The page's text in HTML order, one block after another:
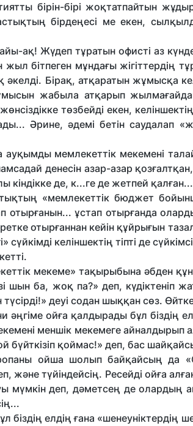
бірін-бірі жоқтатпайтын
бірдеңесі ме екен,
ақ! Жүдеп тұратын офисті аз
бітпеген мұндағы жігіттердің
Бірақ, атқаратын жұмысқа
жабыла атқарып
төзбейді екен,
Әрине, әдемі бетін саудалап
ауқымды мемлекеттік мекемені
денесін азар-азар
кіндікке де, к...ге де жетпей қалған...
«мемлекеттік бюджет
отырғанын... ұстап отырғанда
отырғаннан кейін құйрығын
сүйкімді келіншектің тіпті де
мекеме» тақырыбына әбден
шын ба, жоқ па?» деп, күдіктеніп
деуі содан шыққан сөз.
әңгіме ойға қалдырады бұл біздің
меншік мекемеге айналдырып
бүйткізіп қоймас!» деп, бас
ойша шолып байқайсың да
және түйіндейсің. Ресейді ойға
мүмкін деп, дәметсең де олардың
біздің елдің ғана